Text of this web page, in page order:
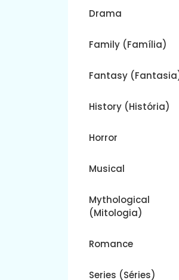
Drama
Family (Família)
Fantasy
History (História)
Horror
Musical
Mythological
(Mitologia)
Romance
Series (Séries)